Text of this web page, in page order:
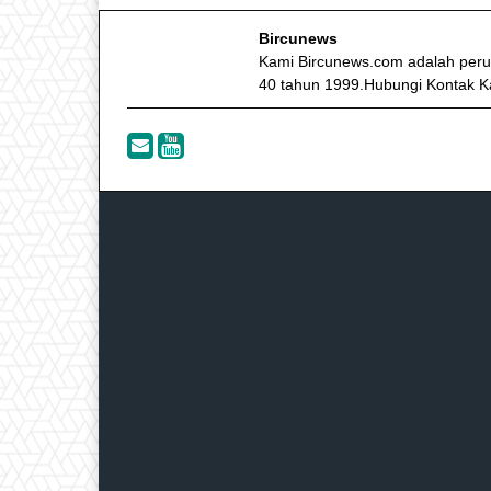
Bircunews
Kami Bircunews.com adalah
40 tahun 1999.Hubungi Kontak